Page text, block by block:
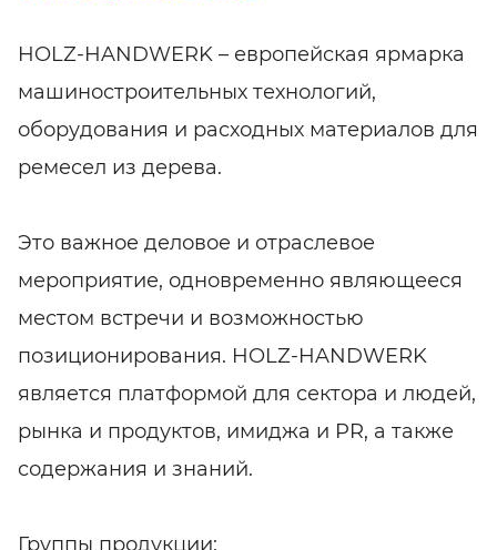
HOLZ-HANDWERK – европейская ярмарка
машиностроительных технологий,
оборудования и расходных материалов для
ремесел из дерева.
Это важное деловое и отраслевое
мероприятие, одновременно являющееся
местом встречи и возможностью
позиционирования. HOLZ-HANDWERK
является платформой для сектора и людей,
рынка и продуктов, имиджа и PR, а также
содержания и знаний.
Группы продукции: